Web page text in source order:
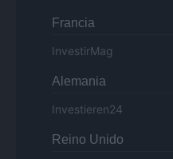
Francia
InvestirMag
Alemania
Investieren24
Reino Unido